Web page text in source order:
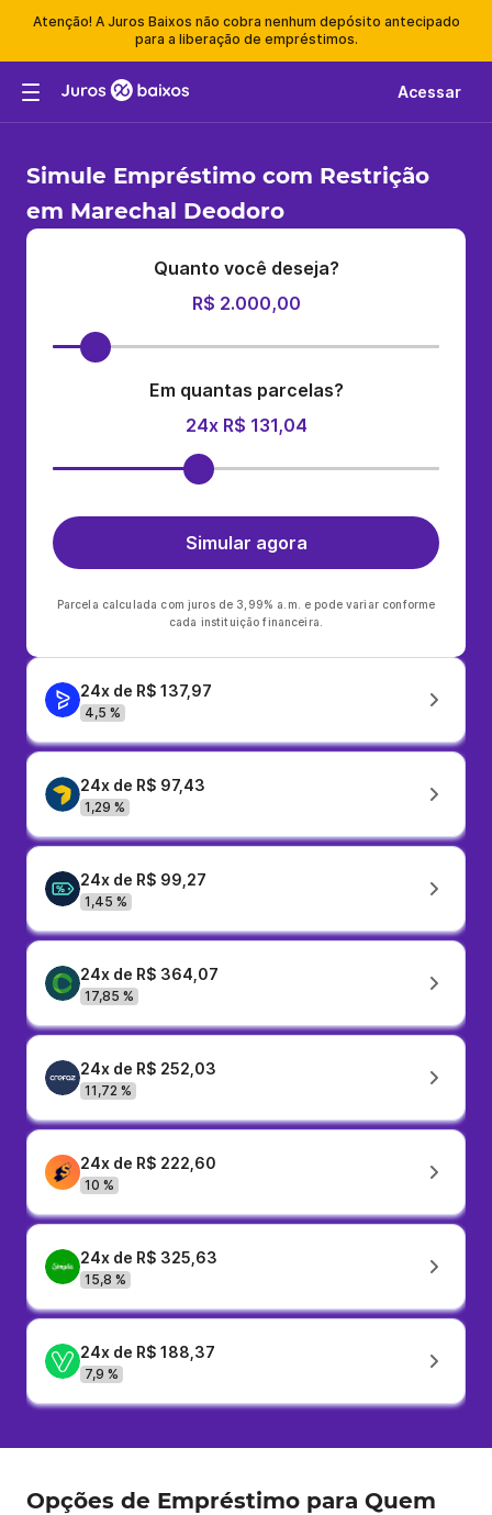
Atenção! A Juros Baixos não cobra nenhum depósito antecipado
para a liberação de empréstimos.
Acessar
Simule Empréstimo com Restrição
em Marechal Deodoro
Quanto você deseja?
R$ 2.000,00
Em quantas parcelas?
24x R$ 131,04
Simular agora
Parcela calculada com juros de 3,99% a.m. e pode variar conforme
cada instituição financeira.
24x de R$ 137,97
4,5 %
24x de R$ 97,43
1,29 %
24x de R$ 99,27
1,45 %
24x de R$ 364,07
17,85 %
24x de R$ 252,03
11,72 %
24x de R$ 222,60
10 %
24x de R$ 325,63
15,8 %
24x de R$ 188,37
7,9 %
Opções de Empréstimo para Quem